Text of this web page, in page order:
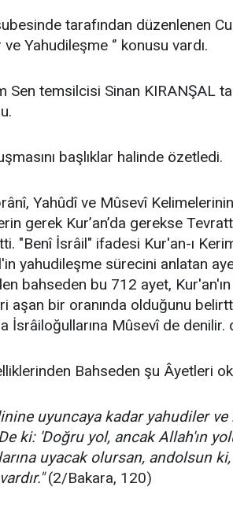
tarafından düzenlenen
ve Yahudileşme ‘’ konusu vardı.
Sen temsilcisi Sinan KIRANŞAL
başlıklar halinde özetledi.
Yahûdî ve Mûsevî Kelimelerinin
gerek Kur’an’da gerekse
"Benî İsrâil" ifadesi Kur'an-ı
yahudileşme sürecini anlatan
bahseden bu 712 ayet,
aşan bir oranında olduğunu
İsrâiloğullarına Mûsevî de denilir.
Bahseden şu Âyetleri
uyuncaya kadar yahudiler ve
ki: 'Doğru yol, ancak Allah'ın
uyacak olursan, andolsun
(2/Bakara, 120)